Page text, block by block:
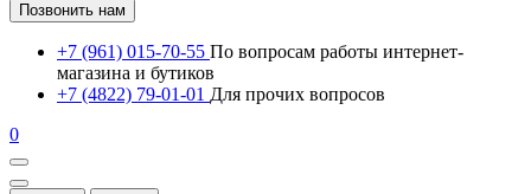
Позвонить нам
+7 (961) 015-70-55 По вопросам работы интернет-
магазина и бутиков
+7 (4822) 79-01-01 Для прочих вопросов
0